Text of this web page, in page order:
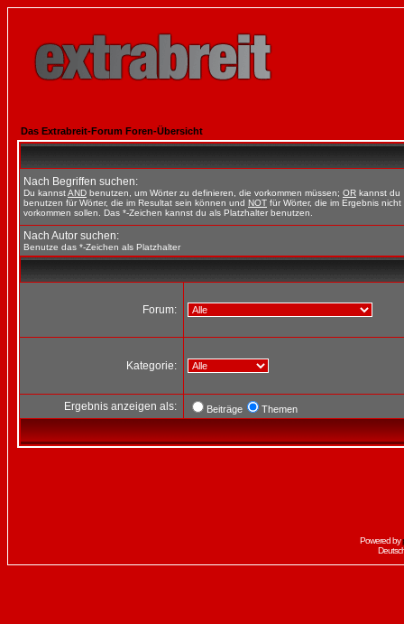
Das Extrabreit-Forum Foren-Übersicht
Nach Begriffen suchen:
Du kannstAND benutzen, um Wörter zu definieren, die vorkommen müssen; OR kannst du
benutzen für Wörter, die im Resultat sein können und NOT für Wörter, die im Ergebnis nicht
vorkommen sollen. Das *-Zeichen kannst du als Platzhalter benutzen.
Nach Autor suchen:
Benutze das *-Zeichen als Platzhalter
Forum:
Kategorie:
Ergebnis anzeigen als: Beiträge Themen
Powered by